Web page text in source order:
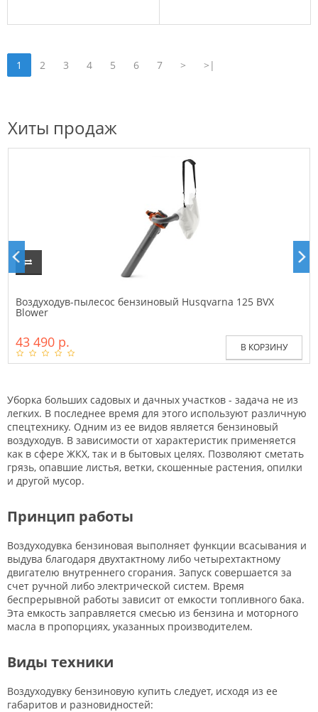
1 2 3 4 5 6 7 > >|
Хиты продаж
Воздуходув-пылесос бензиновый Husqvarna 125 BVX
Blower
43 490 р. В КОРЗИНУ
Уборка больших садовых и дачных участков - задача не из
легких. В последнее время для этого используют различную
спецтехнику. Одним из ее видов является бензиновый
воздуходув. В зависимости от характеристик применяется
как в сфере ЖКХ, так и в бытовых целях. Позволяют сметать
грязь, опавшие листья, ветки, скошенные растения, опилки
и другой мусор.
Принцип работы
Воздуходувка бензиновая выполняет функции всасывания и
выдува благодаря двухтактному либо четырехтактному
двигателю внутреннего сгорания. Запуск совершается за
счет ручной либо электрической систем. Время
беспрерывной работы зависит от емкости топливного бака.
Эта емкость заправляется смесью из бензина и моторного
масла в пропорциях, указанных производителем.
Виды техники
Воздуходувку бензиновую купить следует, исходя из ее
габаритов и разновидностей: